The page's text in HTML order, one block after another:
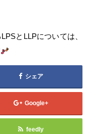
とLLPについては、
シェア
Google+
feedly